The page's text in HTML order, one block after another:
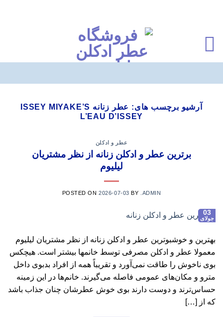
آرشیو برچسب های:
عطر زنانه ISSEY MIYAKE’S
L’EAU D’ISSEY
عطر و ادکلن
برترین عطر و ادکلن زنانه از نظر مشتریان
لیلیوم
POSTED ON2026-07-03 BY .ADMIN
03
جولای
بهترین و خوشبوترین عطر و ادکلن زنانه از نظر مشتریان لیلیوم
معمولا عطر و ادکلن مصرفی توسط خانمها بیشتر است. هیچکس
بوی ناخوش را طاقت نمی‌آورد و تقریباً همه از افراد بدبوی داخل
مترو و مکان‌های عمومی فاصله می‌گیرند. خانم‌ها در این زمینه
حساس‌ترند و دوست دارند بوی خوش عطر‌شان چنان جذاب باشد
که از […]